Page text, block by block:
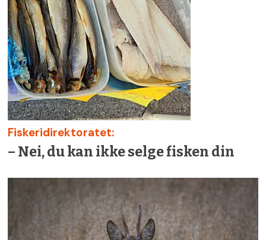
Fiskeridirektoratet:
– Nei, du kan ikke selge fisken din